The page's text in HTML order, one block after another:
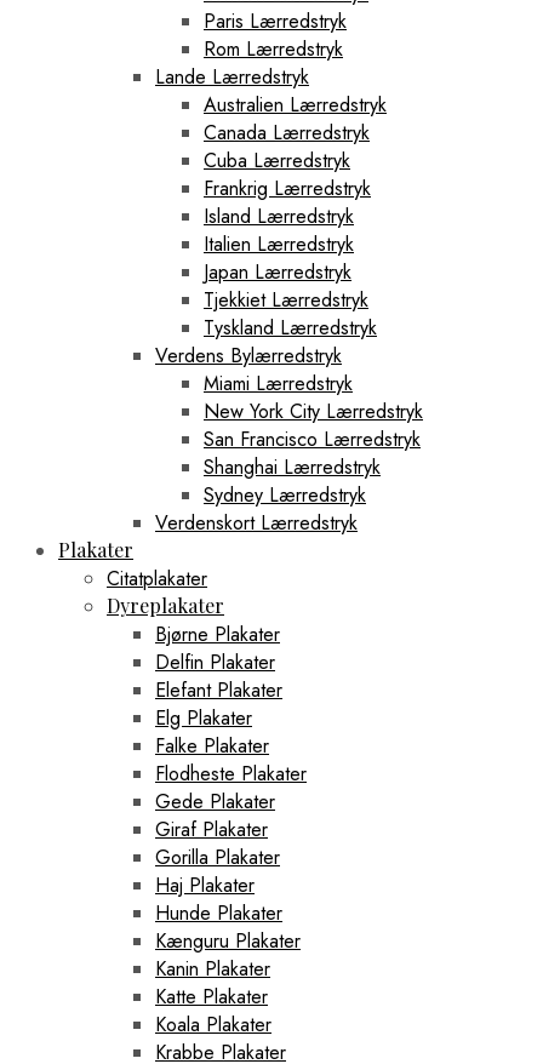
Paris Lærredstryk
Rom Lærredstryk
Lande Lærredstryk
Australien Lærredstryk
Canada Lærredstryk
Cuba Lærredstryk
Frankrig Lærredstryk
Island Lærredstryk
Italien Lærredstryk
Japan Lærredstryk
Tjekkiet Lærredstryk
Tyskland Lærredstryk
Verdens Bylærredstryk
Miami Lærredstryk
New York City Lærredstryk
San Francisco Lærredstryk
Shanghai Lærredstryk
Sydney Lærredstryk
Verdenskort Lærredstryk
Plakater
Citatplakater
Dyreplakater
Bjørne Plakater
Delfin Plakater
Elefant Plakater
Elg Plakater
Falke Plakater
Flodheste Plakater
Gede Plakater
Giraf Plakater
Gorilla Plakater
Haj Plakater
Hunde Plakater
Kænguru Plakater
Kanin Plakater
Katte Plakater
Koala Plakater
Krabbe Plakater